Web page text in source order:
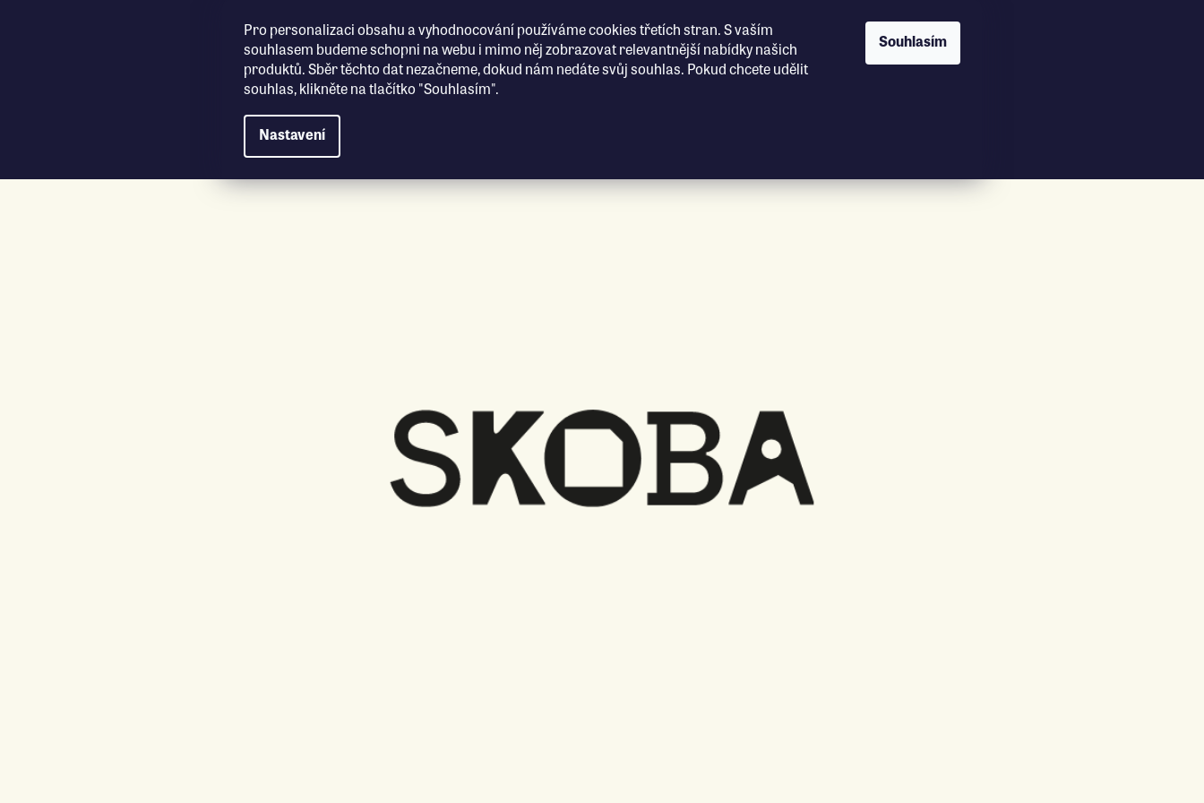
Pro personalizaci obsahu a vyhodnocování používáme cookies třetích stran. S vaším
souhlasem budeme schopni na webu i mimo něj zobrazovat relevantnější nabídky našich
produktů. Sběr těchto dat nezačneme, dokud nám nedáte svůj souhlas. Pokud chcete udělit
souhlas, klikněte na tlačítko "Souhlasím".
Nastavení
Souhlasím